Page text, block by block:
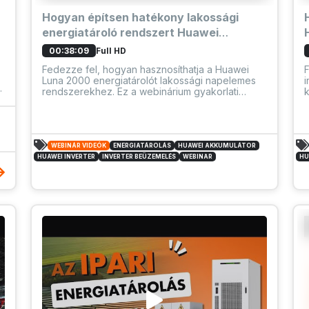
Hogyan építsen hatékony lakossági
energiatároló rendszert Huawei
megoldásokkal?
00:38:09 Full HD
Fedezze fel, hogyan hasznosíthatja a Huawei
Luna 2000 energiatárolót lakossági napelemes
rendszerekhez. Ez a webinárium gyakorlati
WEBINÁR VIDEÓK ENERGIATÁROLÁS
HUAWEI AKKUMULÁTOR
HUAWEI INVERTER
INVERTER BEÜZEMELÉS WEBINAR